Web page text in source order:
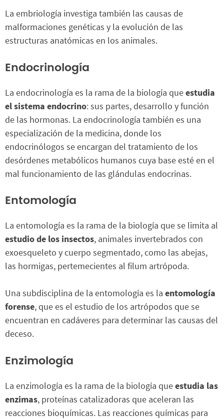
La embriología investiga también las causas de
malformaciones genéticas y la evolución de las
estructuras anatómicas en los animales.
Endocrinología
La endocrinología es la rama de la biología queestudia
el sistema endocrino: sus partes, desarrollo y función
de las hormonas. La endocrinología también es una
especialización de la medicina, donde los
endocrinólogos se encargan del tratamiento de los
desórdenes metabólicos humanos cuya base esté en el
mal funcionamiento de las glándulas endocrinas.
Entomología
La entomología es la rama de la biología que se limita al
estudio de los insectos, animales invertebrados con
exoesqueleto y cuerpo segmentado, como las abejas,
las hormigas, pertemecientes al filum artrópoda.
Una subdisciplina de la entomología es la entomología
forense, que es el estudio de los artrópodos que se
encuentran en cadáveres para determinar las causas del
deceso.
Enzimología
La enzimología es la rama de la biología queestudia las
enzimas, proteínas catalizadoras que aceleran las
reacciones bioquímicas. Las reacciones químicas para